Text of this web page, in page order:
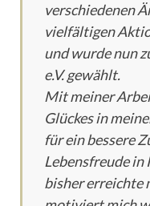
verschiedenen
vielfältigen
und wurde nun
e.V. gewählt.
Mit meiner
Glückes in
für ein bessere
Lebensfreude in
bisher erreichte